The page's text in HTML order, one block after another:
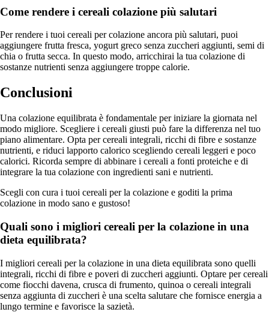
Come rendere i cereali colazione più salutari
Per rendere i tuoi cereali per colazione ancora più salutari, puoi
aggiungere frutta fresca, yogurt greco senza zuccheri aggiunti, semi di
chia o frutta secca. In questo modo, arricchirai la tua colazione di
sostanze nutrienti senza aggiungere troppe calorie.
Conclusioni
Una colazione equilibrata è fondamentale per iniziare la giornata nel
modo migliore. Scegliere i cereali giusti può fare la differenza nel tuo
piano alimentare. Opta per cereali integrali, ricchi di fibre e sostanze
nutrienti, e riduci lapporto calorico scegliendo cereali leggeri e poco
calorici. Ricorda sempre di abbinare i cereali a fonti proteiche e di
integrare la tua colazione con ingredienti sani e nutrienti.
Scegli con cura i tuoi cereali per la colazione e goditi la prima
colazione in modo sano e gustoso!
Quali sono i migliori cereali per la colazione in una
dieta equilibrata?
I migliori cereali per la colazione in una dieta equilibrata sono quelli
integrali, ricchi di fibre e poveri di zuccheri aggiunti. Optare per cereali
come fiocchi davena, crusca di frumento, quinoa o cereali integrali
senza aggiunta di zuccheri è una scelta salutare che fornisce energia a
lungo termine e favorisce la sazietà.